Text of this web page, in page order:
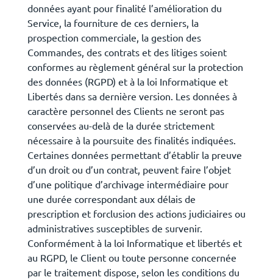
données ayant pour finalité l’amélioration du
Service, la fourniture de ces derniers, la
prospection commerciale, la gestion des
Commandes, des contrats et des litiges soient
conformes au règlement général sur la protection
des données (RGPD) et à la loi Informatique et
Libertés dans sa dernière version. Les données à
caractère personnel des Clients ne seront pas
conservées au-delà de la durée strictement
nécessaire à la poursuite des finalités indiquées.
Certaines données permettant d’établir la preuve
d’un droit ou d’un contrat, peuvent faire l’objet
d’une politique d’archivage intermédiaire pour
une durée correspondant aux délais de
prescription et forclusion des actions judiciaires ou
administratives susceptibles de survenir.
Conformément à la loi Informatique et libertés et
au RGPD, le Client ou toute personne concernée
par le traitement dispose, selon les conditions du